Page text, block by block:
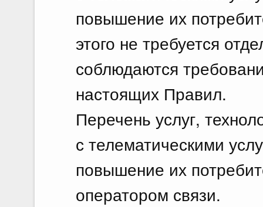
повышение их
этого не требуется
соблюдаются
настоящих Правил.
Перечень услуг,
с телематическими
повышение их
оператором связи.